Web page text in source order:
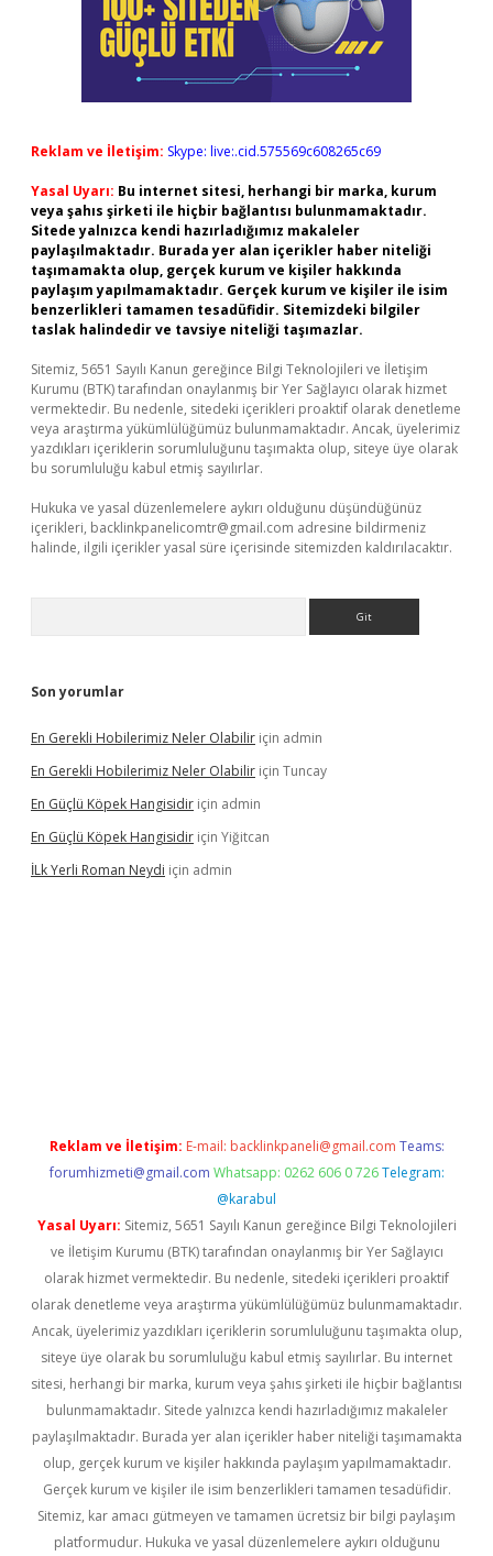
Reklam ve İletişim: Skype: live:.cid.575569c608265c69
Yasal Uyarı: Bu internet sitesi, herhangi bir marka, kurum
veya şahıs şirketi ile hiçbir bağlantısı bulunmamaktadır.
Sitede yalnızca kendi hazırladığımız makaleler
paylaşılmaktadır. Burada yer alan içerikler haber niteliği
taşımamakta olup, gerçek kurum ve kişiler hakkında
paylaşım yapılmamaktadır. Gerçek kurum ve kişiler ile isim
benzerlikleri tamamen tesadüfidir. Sitemizdeki bilgiler
taslak halindedir ve tavsiye niteliği taşımazlar.
Sitemiz, 5651 Sayılı Kanun gereğince Bilgi Teknolojileri ve İletişim
Kurumu (BTK) tarafından onaylanmış bir Yer Sağlayıcı olarak hizmet
vermektedir. Bu nedenle, sitedeki içerikleri proaktif olarak denetleme
veya araştırma yükümlülüğümüz bulunmamaktadır. Ancak, üyelerimiz
yazdıkları içeriklerin sorumluluğunu taşımakta olup, siteye üye olarak
bu sorumluluğu kabul etmiş sayılırlar.
Hukuka ve yasal düzenlemelere aykırı olduğunu düşündüğünüz
içerikleri, backlinkpanelicomtr@gmail.com adresine bildirmeniz
halinde, ilgili içerikler yasal süre içerisinde sitemizden kaldırılacaktır.
Son yorumlar
En Gerekli Hobilerimiz Neler Olabilir için admin
En Gerekli Hobilerimiz Neler Olabilir için Tuncay
En Güçlü Köpek Hangisidir için admin
En Güçlü Köpek Hangisidir için Yiğitcan
İLk Yerli Roman Neydi için admin
Reklam ve İletişim: E-mail: backlinkpaneli@gmail.com Teams:
forumhizmeti@gmail.com Whatsapp: 0262 606 0 726 Telegram:
@karabul
Yasal Uyarı: Sitemiz, 5651 Sayılı Kanun gereğince Bilgi Teknolojileri
ve İletişim Kurumu (BTK) tarafından onaylanmış bir Yer Sağlayıcı
olarak hizmet vermektedir. Bu nedenle, sitedeki içerikleri proaktif
olarak denetleme veya araştırma yükümlülüğümüz bulunmamaktadır.
Ancak, üyelerimiz yazdıkları içeriklerin sorumluluğunu taşımakta olup,
siteye üye olarak bu sorumluluğu kabul etmiş sayılırlar. Bu internet
sitesi, herhangi bir marka, kurum veya şahıs şirketi ile hiçbir bağlantısı
bulunmamaktadır. Sitede yalnızca kendi hazırladığımız makaleler
paylaşılmaktadır. Burada yer alan içerikler haber niteliği taşımamakta
olup, gerçek kurum ve kişiler hakkında paylaşım yapılmamaktadır.
Gerçek kurum ve kişiler ile isim benzerlikleri tamamen tesadüfidir.
Sitemiz, kar amacı gütmeyen ve tamamen ücretsiz bir bilgi paylaşım
platformudur. Hukuka ve yasal düzenlemelere aykırı olduğunu